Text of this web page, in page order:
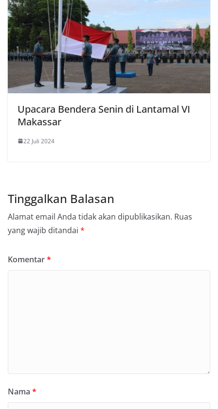
Upacara Bendera Senin di Lantamal VI
Makassar
22 Juli 2024
Tinggalkan Balasan
Alamat email Anda tidak akan dipublikasikan. Ruas
yang wajib ditandai *
Komentar*
Nama *